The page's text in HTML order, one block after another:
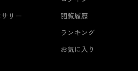
リー
閲覧履歴
ランキング
お気に入り